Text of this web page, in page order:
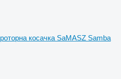
роторна косачка SaMASZ Samba